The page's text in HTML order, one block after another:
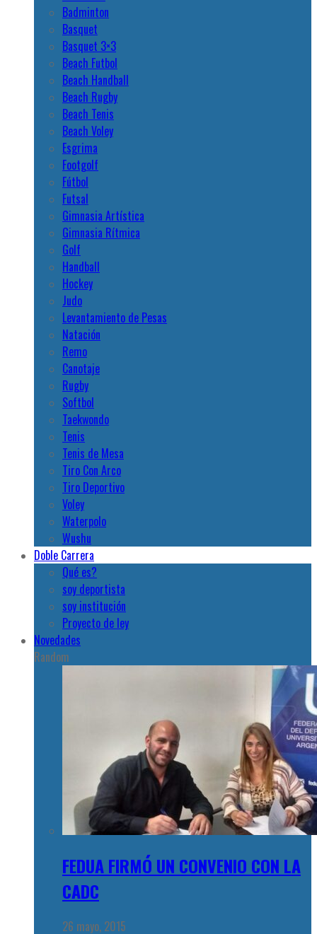
Badminton
Basquet
Basquet 3×3
Beach Futbol
Beach Handball
Beach Rugby
Beach Tenis
Beach Voley
Esgrima
Footgolf
Fútbol
Futsal
Gimnasia Artística
Gimnasia Rítmica
Golf
Handball
Hockey
Judo
Levantamiento de Pesas
Natación
Remo
Canotaje
Rugby
Softbol
Taekwondo
Tenis
Tenis de Mesa
Tiro Con Arco
Tiro Deportivo
Voley
Waterpolo
Wushu
Doble Carrera
Qué es?
soy deportista
soy institución
Proyecto de ley
Novedades
Random
FEDUA FIRMÓ UN CONVENIO CON LA
CADC
26 mayo, 2015